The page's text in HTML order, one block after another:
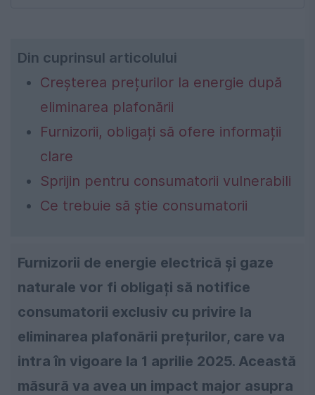
Din cuprinsul articolului
Creșterea prețurilor la energie după
eliminarea plafonării
Furnizorii, obligați să ofere informații
clare
Sprijin pentru consumatorii vulnerabili
Ce trebuie să știe consumatorii
Furnizorii de energie electrică și gaze
naturale vor fi obligați să notifice
consumatorii exclusiv cu privire la
eliminarea plafonării prețurilor, care va
intra în vigoare la 1 aprilie 2025. Această
măsură va avea un impact major asupra